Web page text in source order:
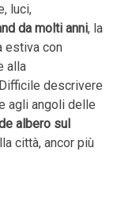
luci,
da molti anni, la
estiva con
alla
descrivere
agli angoli delle
albero sul
città, ancor più